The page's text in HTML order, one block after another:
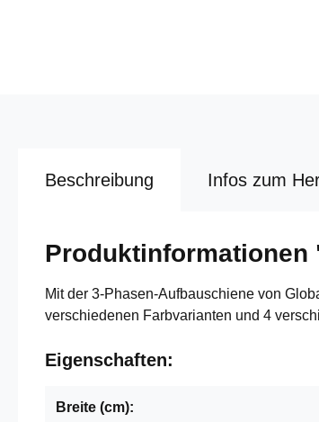
Beschreibung Infos zum
Produktinformationen
Mit der 3-Phasen-Aufbauschiene von
verschiedenen Farbvarianten und 4
Eigenschaften:
Breite (cm):